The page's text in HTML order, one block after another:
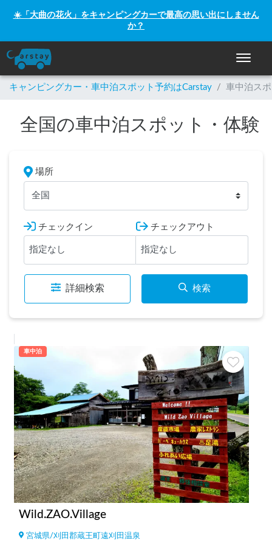
☀️「大曲の花火」をキャンピングカーで最高の思い出にしません
か？
ナビゲ
キャンピングカー・車中泊スポット予約はCarstay / 車中泊ス
全国の車中泊スポット・体験
場所
全国
チェックイン チェックアウト
詳細検索 検索
車中泊
Wild.ZAO.Village
宮城県/刈田郡蔵王町遠刈田温泉